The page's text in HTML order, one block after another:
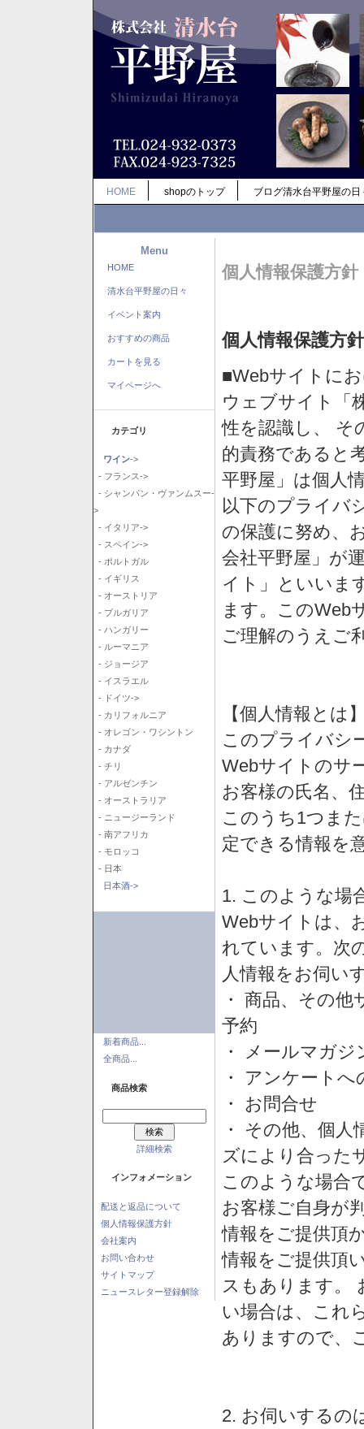
HOME shopのトップ ブログ清水台平野屋の日
Menu
HOME
清水台平野屋の日々
イベント案内
おすすめの商品
カートを見る
マイページへ
カテゴリ
ワイン->
- フランス->
- シャンパン・ヴァンムスー-
>
- イタリア->
- スペイン->
- ポルトガル
- イギリス
- オーストリア
- ブルガリア
- ハンガリー
- ルーマニア
- ジョージア
- イスラエル
- ドイツ->
- カリフォルニア
- オレゴン・ワシントン
- カナダ
- チリ
- アルゼンチン
- オーストラリア
- ニュージーランド
- 南アフリカ
- モロッコ
- 日本
日本酒->
新着商品...
全商品...
商品検索
詳細検索
インフォメーション
配送と返品について
個人情報保護方針
会社案内
お問い合わせ
サイトマップ
ニュースレター登録解除
個人情報保護方針
個人情報保護方針
■Webサイトに
ウェブサイト「
性を認識し、 そ
的責務であると
平野屋」は個人
以下のプライバ
の保護に努め、
会社平野屋」が
イト」といいま
ます。このWeb
ご理解のうえご
【個人情報とは
このプライバシ
Webサイトのサ
お客様の氏名、
このうち1つま
定できる情報を
1. このような場
Webサイトは、
れています。次
人情報をお伺い
・ 商品、その
予約
・ メールマガ
・ アンケートへ
・ お問合せ
・ その他、個
ズにより合った
このような場合
お客様ご自身が
情報をご提供頂
情報をご提供頂
スもあります。
い場合は、これ
ありますので、
2. お伺いするの